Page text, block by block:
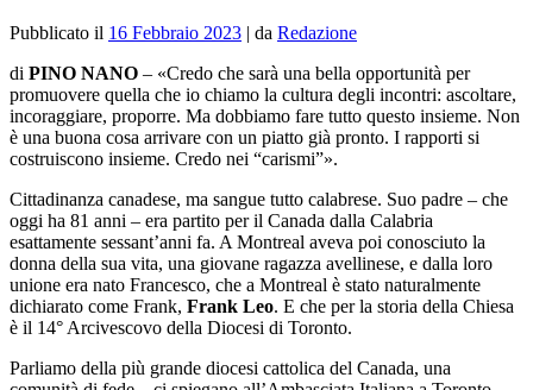
Pubblicato il 16 Febbraio 2023 | da Redazione
di PINO NANO – «Credo che sarà una bella opportunità per
promuovere quella che io chiamo la cultura degli incontri: ascoltare,
incoraggiare, proporre. Ma dobbiamo fare tutto questo insieme. Non
è una buona cosa arrivare con un piatto già pronto. I rapporti si
costruiscono insieme. Credo nei “carismi”».
Cittadinanza canadese, ma sangue tutto calabrese. Suo padre – che
oggi ha 81 anni – era partito per il Canada dalla Calabria
esattamente sessant’anni fa. A Montreal aveva poi conosciuto la
donna della sua vita, una giovane ragazza avellinese, e dalla loro
unione era nato Francesco, che a Montreal è stato naturalmente
dichiarato come Frank, Frank Leo. E che per la storia della Chiesa
è il 14° Arcivescovo della Diocesi di Toronto.
Parliamo della più grande diocesi cattolica del Canada, una